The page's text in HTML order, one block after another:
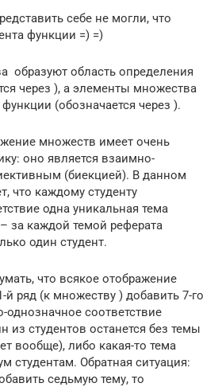
себе не могли, что
функции =) =)
образуют область определения
через ), а элементы множества
(обозначается через ).
множеств имеет очень
оно является взаимно-
(биекцией). В данном
что каждому студенту
одна уникальная тема
за каждой темой реферата
один студент.
что всякое отображение
й ряд (к множеству ) добавить 7-го
однозначное соответствие
из студентов останется без темы
вообще), либо какая-то тема
студентам. Обратная ситуация:
седьмую тему, то